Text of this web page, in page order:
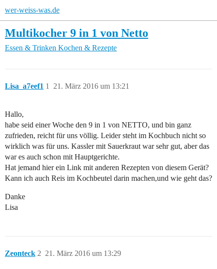
wer-weiss-was.de
Multikocher 9 in 1 von Netto
Essen & Trinken Kochen & Rezepte
Lisa_a7eef1 21. März 2016 um 13:21
1
Hallo,
habe seid einer Woche den 9 in 1 von NETTO, und bin ganz
zufrieden, reicht für uns völlig. Leider steht im Kochbuch nicht so
wirklich was für uns. Kassler mit Sauerkraut war sehr gut, aber das
war es auch schon mit Hauptgerichte.
Hat jemand hier ein Link mit anderen Rezepten von diesem Gerät?
Kann ich auch Reis im Kochbeutel darin machen,und wie geht das?
Danke
Lisa
Zeonteck 21. März 2016 um 13:29
2